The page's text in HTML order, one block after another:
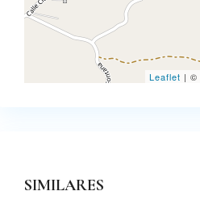
Leaflet | ©
SIMILARES